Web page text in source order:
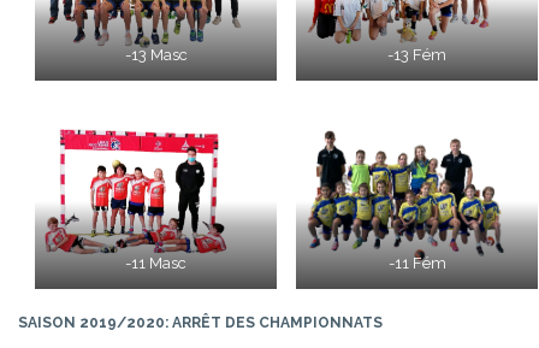
-13 Masc -13 Fém
-11 Masc -11 Fém
SAISON 2019/2020: ARRÊT DES CHAMPIONNATS